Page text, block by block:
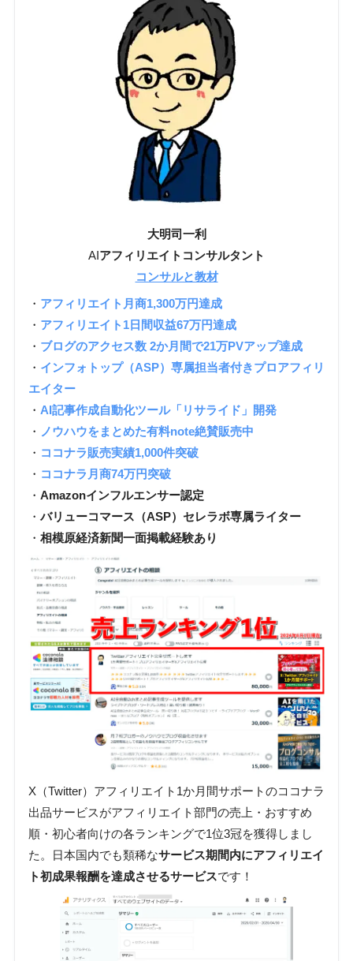
大明司一利
AIアフィリエイトコンサルタント
コンサルと教材
・ アフィリエイト月商1,300万円達成
・ アフィリエイト1日間収益67万円達成
・ ブログのアクセス数 2か月間で21万PVアップ達成
・ インフォトップ（ASP）専属担当者付きプロアフィリ
エイター
・ AI記事作成自動化ツール「リサライド」開発
・ ノウハウをまとめた有料note絶賛販売中
・ ココナラ販売実績1,000件突破
・ ココナラ月商74万円突破
・ Amazonインフルエンサー認定
・ バリューコマース（ASP）セレラボ専属ライター
・ 相模原経済新聞一面掲載経験あり
X（Twitter）アフィリエイト1か月間サポートのココナラ
出品サービスがアフィリエイト部門の売上・おすすめ
順・初心者向けの各ランキングで1位3冠を獲得しまし
た。日本国内でも類稀なサービス期間内にアフィリエイ
ト初成果報酬を達成させるサービスです！